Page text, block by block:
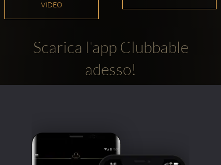
VIDEO
Scarica l'app Clubbable
adesso!